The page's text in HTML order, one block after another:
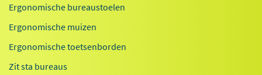
Ergonomische bureaustoelen
Ergonomische muizen
Ergonomische toetsenborden
Zit sta bureaus